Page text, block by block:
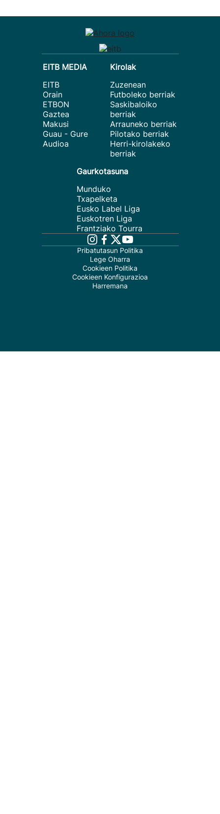
EITB MEDIA
EITB
Orain
ETBON
Gaztea
Makusi
Guau - Gure
Audioa
Kirolak
Zuzenean
Futboleko berriak
Saskibaloiko
berriak
Arrauneko berriak
Pilotako berriak
Herri-kirolakeko
berriak
Gaurkotasuna
Munduko
Txapelketa
Eusko Label Liga
Euskotren Liga
Frantziako Tourra
Pribatutasun Politika
Lege Oharra
Cookieen Politika
Cookieen Konfigurazioa
Harremana